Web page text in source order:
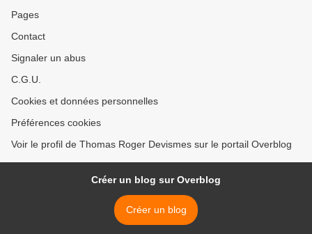
Pages
Contact
Signaler un abus
C.G.U.
Cookies et données personnelles
Préférences cookies
Voir le profil de Thomas Roger Devismes sur le portail Overblog
Créer un blog sur Overblog
Créer un blog